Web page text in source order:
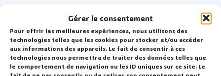
Gérer le consentement
Pour offrir les meilleures expériences, nous utilisons des
technologies telles que les cookies pour stocker et/ou accéder
aux informations des appareils. Le fait de consentir à ces
technologies nous permettra de traiter des données telles que
le comportement de navigation ou les ID uniques sur ce site. Le
600 €
20 mensualités
de 30 €